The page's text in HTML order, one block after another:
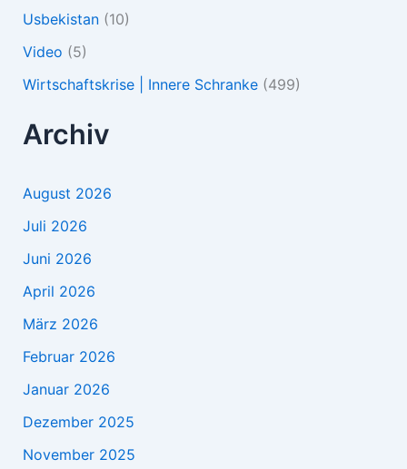
Usbekistan(10)
Video (5)
Wirtschaftskrise | Innere Schranke(499)
Archiv
August 2026
Juli 2026
Juni 2026
April 2026
März 2026
Februar 2026
Januar 2026
Dezember 2025
November 2025